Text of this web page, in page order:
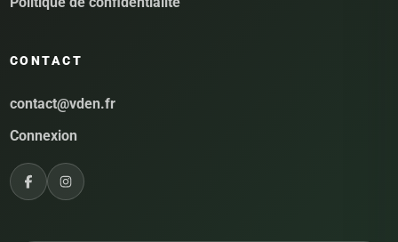
CONTACT
contact@vden.fr
Connexion